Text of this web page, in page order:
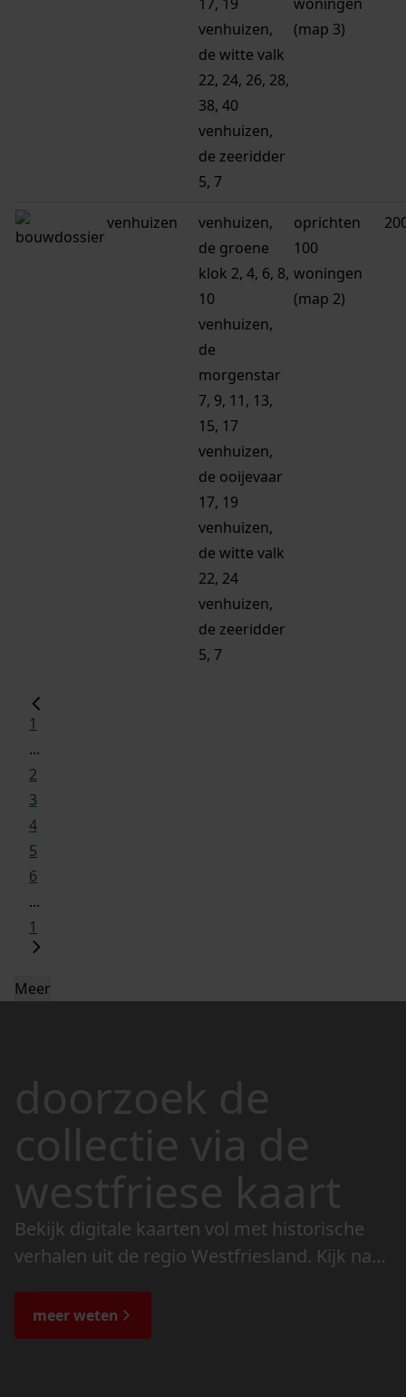
venhuizen,
de witte valk
22, 24, 26, 28,
38, 40
venhuizen,
de zeeridder
5, 7
(map 3)
venhuizen
venhuizen,
de groene
klok 2, 4, 6, 8,
10
venhuizen,
de
morgenstar
7, 9, 11, 13,
15, 17
venhuizen,
de ooijevaar
17, 19
venhuizen,
de witte valk
22, 24
venhuizen,
de zeeridder
5, 7
oprichten
100
woningen
(map 2)
1
...
2
3
4
5
6
...
1
Meer
doorzoek de
collectie via de
westfriese kaart
Bekijk digitale kaarten vol met historische
verhalen uit de regio Westfriesland. Kijk naar
de bijzondere verhalen.
meer weten